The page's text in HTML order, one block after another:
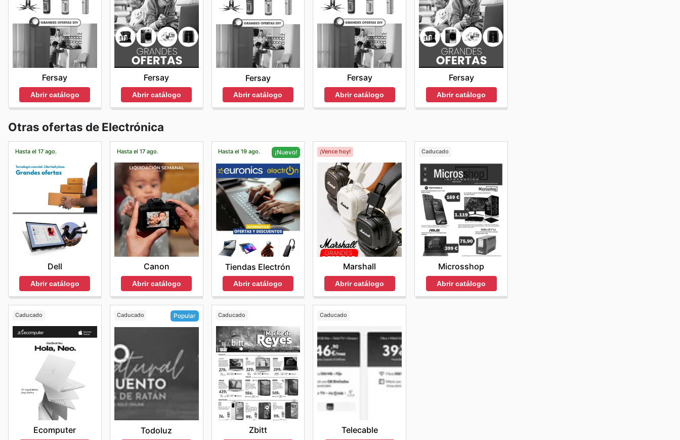
Fersay
Abrir catálogo
Fersay
Abrir catálogo
Fersay
Abrir catálogo
Fersay
Abrir catálogo
Fersay
Abrir catálogo
Otras ofertas de Electrónica
Hasta el 17 ago.
Dell
Abrir catálogo
Hasta el 17 ago.
Canon
Abrir catálogo
Hasta el 19 ago. ¡Nuevo!
Tiendas Electrón
Abrir catálogo
¡Vence hoy!
Marshall
Abrir catálogo
Caducado
Microsshop
Abrir catálogo
Caducado
Ecomputer
Caducado Popular
Todoluz
Caducado
Zbitt
Caducado
Telecable